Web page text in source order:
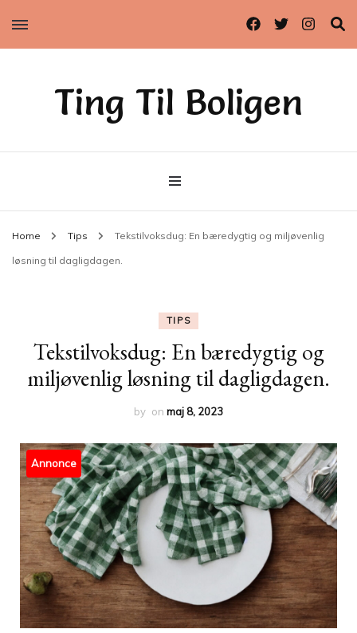
Ting Til Boligen
Home Tips Tekstilvoksdug: En bæredygtig og miljøvenlig
løsning til dagligdagen.
TIPS
Tekstilvoksdug: En bæredygtig og
miljøvenlig løsning til dagligdagen.
by on maj 8, 2023
Annonce